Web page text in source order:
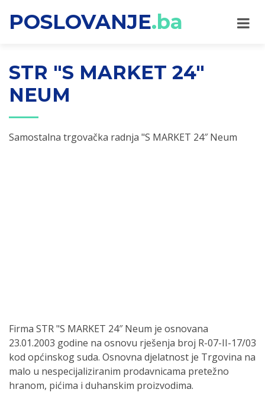
POSLOVANJE.ba
STR "S MARKET 24″
NEUM
Samostalna trgovačka radnja "S MARKET 24″ Neum
Firma STR "S MARKET 24″ Neum je osnovana
23.01.2003 godine na osnovu rješenja broj R-07-II-17/03
kod općinskog suda. Osnovna djelatnost je Trgovina na
malo u nespecijaliziranim prodavnicama pretežno
hranom, pićima i duhanskim proizvodima.